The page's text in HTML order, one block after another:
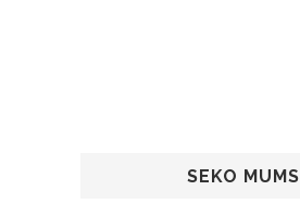
SEKO MUMS